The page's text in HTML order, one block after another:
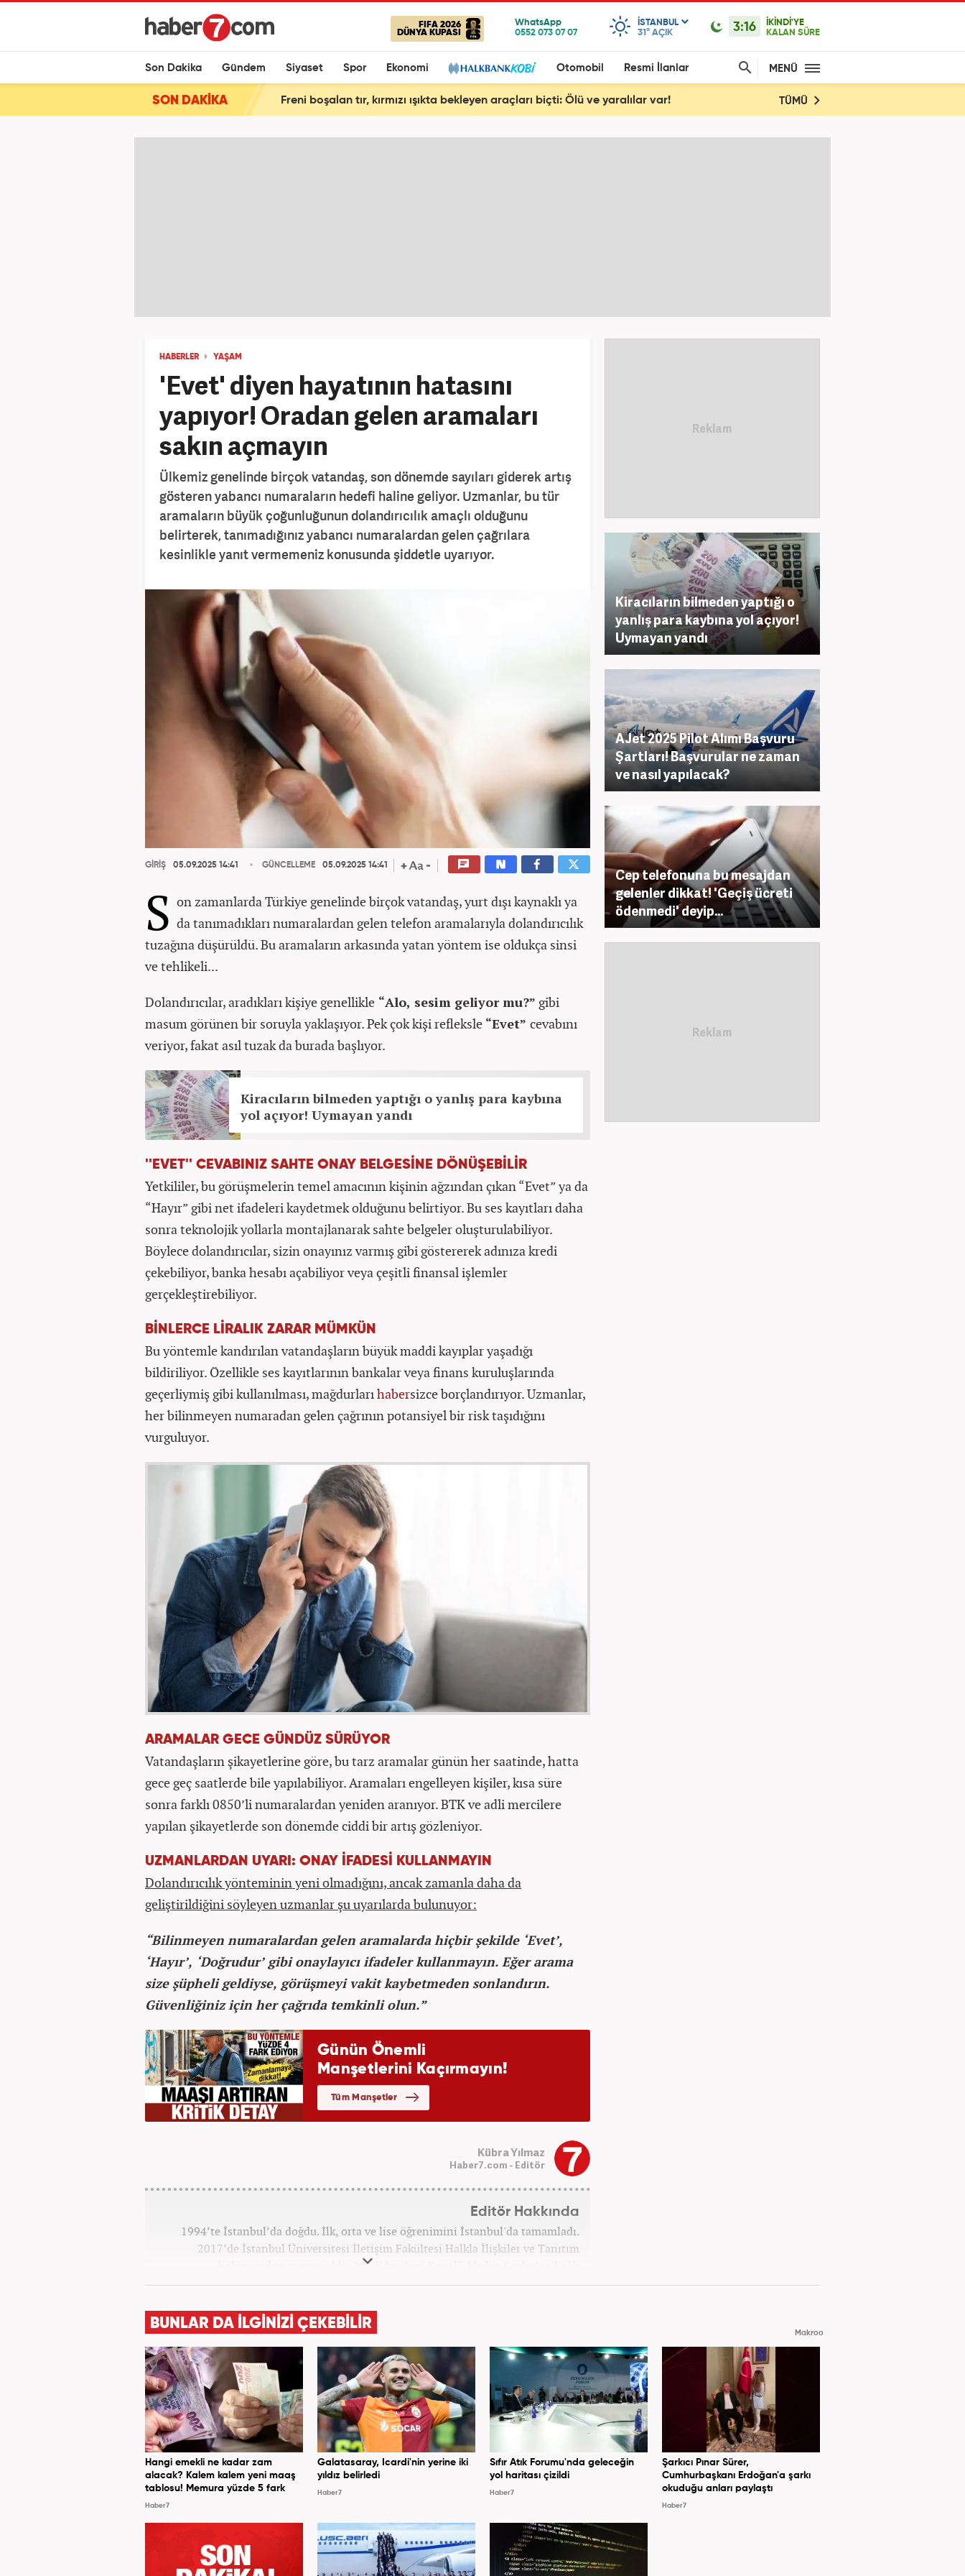
FIFA 2026
DÜNYA KUPASI
ISTANBUL
31° AÇIK 3:16
İKİNDİ'YE
KALAN SÜRE
Son Dakika Gündem Siyaset Spor Ekonomi Otomobil Resmi İlanlar MENÜ
SON DAKİKA Freni boşalan tır, kırmızı ışıkta bekleyen araçları biçti: Ölü ve yaralılar var! TÜMÜ
HABERLER YAŞAM
'Evet' diyen hayatının hatasını
yapıyor! Oradan gelen aramaları
sakın açmayın
Ülkemiz genelinde birçok vatandaş, son dönemde sayıları giderek artış
gösteren yabancı numaraların hedefi haline geliyor. Uzmanlar, bu tür
aramaların büyük çoğunluğunun dolandırıcılık amaçlı olduğunu
belirterek, tanımadığınız yabancı numaralardan gelen çağrılara
kesinlikle yanıt vermemeniz konusunda şiddetle uyarıyor.
GİRİŞ 05.09.2025 14:41 GÜNCELLEME 05.09.2025 14:41
S on zamanlarda Türkiye genelinde birçok vatandaş, yurt dışı kaynaklı ya
da tanımadıkları numaralardan gelen telefon aramalarıyla dolandırıcılık
tuzağına düşürüldü. Bu aramaların arkasında yatan yöntem ise oldukça sinsi
ve tehlikeli...
Dolandırıcılar, aradıkları kişiye genellikle “Alo, sesim geliyor mu?” gibi
masum görünen bir soruyla yaklaşıyor. Pek çok kişi refleksle “Evet” cevabını
veriyor, fakat asıl tuzak da burada başlıyor.
Kiracıların bilmeden yaptığı o yanlış para kaybına
yol açıyor! Uymayan yandı
''EVET'' CEVABINIZ SAHTE ONAY BELGESİNE DÖNÜŞEBİLİR
Yetkililer, bu görüşmelerin temel amacının kişinin ağzından çıkan “Evet” ya da
“Hayır” gibi net ifadeleri kaydetmek olduğunu belirtiyor. Bu ses kayıtları daha
sonra teknolojik yollarla montajlanarak sahte belgeler oluşturulabiliyor.
Böylece dolandırıcılar, sizin onayınız varmış gibi göstererek adınıza kredi
çekebiliyor, banka hesabı açabiliyor veya çeşitli finansal işlemler
gerçekleştirebiliyor.
BİNLERCE LİRALIK ZARAR MÜMKÜN
Bu yöntemle kandırılan vatandaşların büyük maddi kayıplar yaşadığı
bildiriliyor. Özellikle ses kayıtlarının bankalar veya finans kuruluşlarında
geçerliymiş gibi kullanılması, mağdurlarıhabersizce borçlandırıyor. Uzmanlar,
her bilinmeyen numaradan gelen çağrının potansiyel bir risk taşıdığını
vurguluyor.
ARAMALAR GECE GÜNDÜZ SÜRÜYOR
Vatandaşların şikayetlerine göre, bu tarz aramalar günün her saatinde, hatta
gece geç saatlerde bile yapılabiliyor. Aramaları engelleyen kişiler, kısa süre
sonra farklı 0850’li numaralardan yeniden aranıyor. BTK ve adli mercilere
yapılan şikayetlerde son dönemde ciddi bir artış gözleniyor.
UZMANLARDAN UYARI: ONAY İFADESİ KULLANMAYIN
Dolandırıcılık yönteminin yeni olmadığını, ancak zamanla daha da
geliştirildiğini söyleyen uzmanlar şu uyarılarda bulunuyor:
“Bilinmeyen numaralardan gelen aramalarda hiçbir şekilde ‘Evet’,
‘Hayır’, ‘Doğrudur’ gibi onaylayıcı ifadeler kullanmayın. Eğer arama
size şüpheli geldiyse, görüşmeyi vakit kaybetmeden sonlandırın.
Güvenliğiniz için her çağrıda temkinli olun.”
Kübra Yılmaz
Haber7.com - Editör
Editör Hakkında
1994’te İstanbul’da doğdu. İlk, orta ve lise öğrenimini İstanbul'da tamamladı.
2017’de İstanbul Üniversitesi İletişim Fakültesi Halkla İlişkiler ve Tanıtım
bölümünden mezun oldu. 2017’den beri Kanal7 Medya Grubu’na bağlı
Haber7.com bünyesinde mesleki hayatına devam etmektedir.
Kiracıların bilmeden yaptığı o
yanlış para kaybına yol açıyor!
Uymayan yandı
AJet 2025 Pilot Alımı Başvuru
Şartları! Başvurular ne zaman
ve nasıl yapılacak?
Cep telefonuna bu mesajdan
gelenler dikkat! 'Geçiş ücreti
ödenmedi' deyip...
BUNLAR DA İLGİNİZİ ÇEKEBİLİR
Makroo
Hangi emekli ne kadar zam
alacak? Kalem kalem yeni maaş
tablosu! Memura yüzde 5 fark
Haber7
Galatasaray, Icardi'nin yerine iki
yıldız belirledi
Haber7
Sıfır Atık Forumu'nda geleceğin
yol haritası çizildi
Haber7
Şarkıcı Pınar Sürer,
Cumhurbaşkanı Erdoğan'a şarkı
okuduğu anları paylaştı
Haber7